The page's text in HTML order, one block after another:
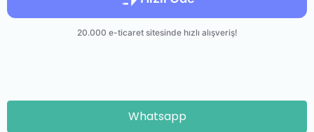
Whatsapp